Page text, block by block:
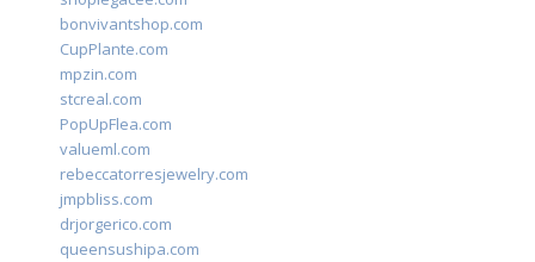
bonvivantshop.com
CupPlante.com
mpzin.com
stcreal.com
PopUpFlea.com
valueml.com
rebeccatorresjewelry.com
jmpbliss.com
drjorgerico.com
queensushipa.com